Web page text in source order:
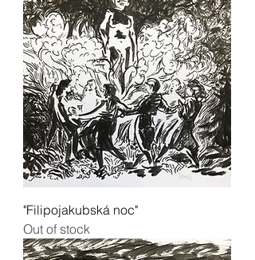
"Filipojakubská noc"
Out of stock